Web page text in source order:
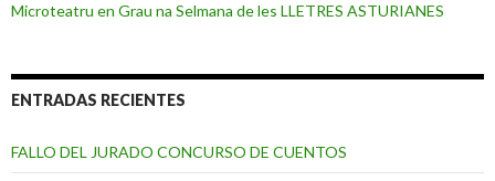
Microteatru en Grau na Selmana de les LLETRES ASTURIANES
ENTRADAS RECIENTES
FALLO DEL JURADO CONCURSO DE CUENTOS